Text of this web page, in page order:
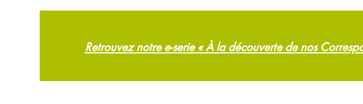
Retrouvez notre e-serie « À la découverte de nos